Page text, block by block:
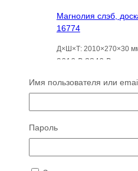
Магнолия слэб,
16774
Д×Ш×Т: 2010×270×30
9616 ₽
составляла
3846 ₽
3846 ₽.
Имя пользователя или
Пароль